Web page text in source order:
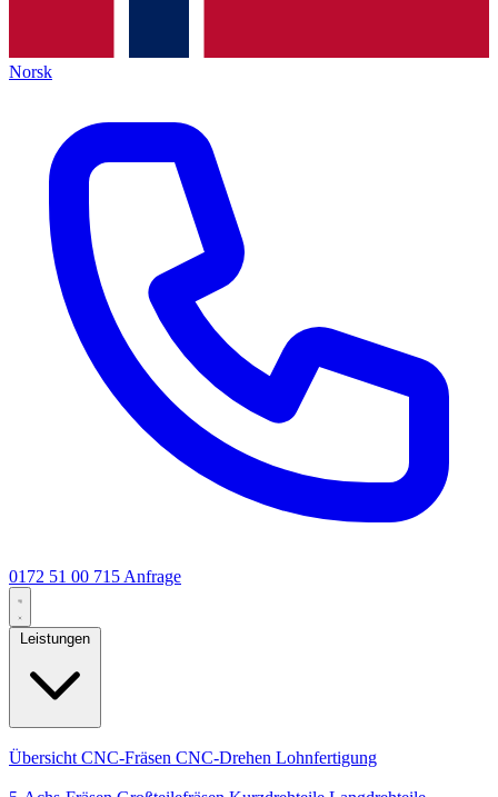
Norsk
0172 51 00 715 Anfrage
Leistungen
Übersicht CNC-Fräsen CNC-Drehen Lohnfertigung